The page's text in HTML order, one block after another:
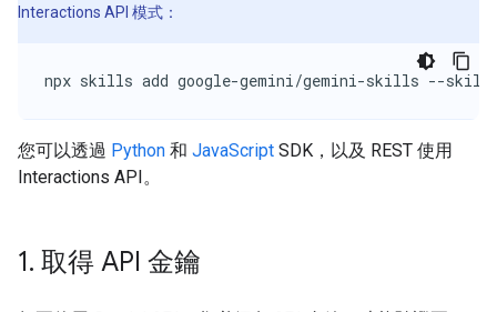
Interactions API 模式：
npx skills add google-gemini/gemini-skills --skill
您可以透過 Python 和 JavaScript SDK，以及 REST 使用
Interactions API。
1. 取得 API 金鑰